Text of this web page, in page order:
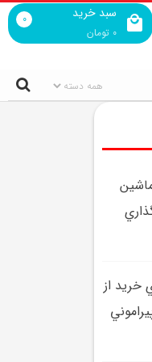
سبد خرید
0 تومان
0
خريد از